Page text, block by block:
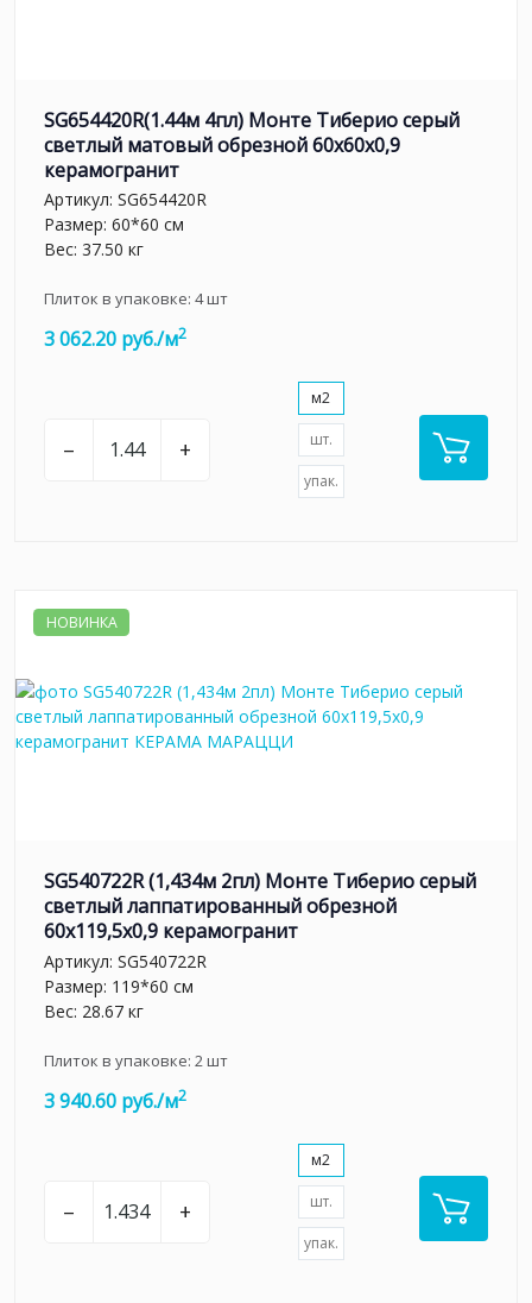
SG654420R(1.44м 4пл) Монте Тиберио серый
светлый матовый обрезной 60x60x0,9
керамогранит
Артикул: SG654420R
Размер: 60*60 см
Вес: 37.50 кг
Плиток в упаковке: 4шт
3 062.20 руб./м2
– +
м2
шт.
упак.
НОВИНКА
SG540722R (1,434м 2пл) Монте Тиберио серый
светлый лаппатированный обрезной
60x119,5x0,9 керамогранит
Артикул: SG540722R
Размер: 119*60 см
Вес: 28.67 кг
Плиток в упаковке: 2шт
3 940.60 руб./м2
– +
м2
шт.
упак.